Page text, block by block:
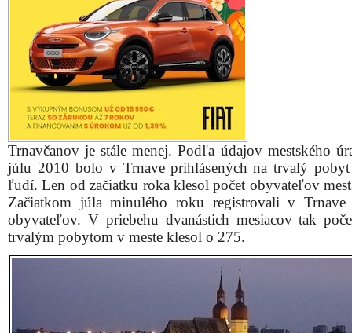
Trnavčanov je stále menej. Podľa údajov mestského
júlu 2010 bolo v Trnave prihlásených na trvalý
ľudí. Len od začiatku roka klesol počet obyvateľov
Začiatkom júla minulého roku registrovali v
obyvateľov. V priebehu dvanástich mesiacov tak
trvalým pobytom v meste klesol o 275.